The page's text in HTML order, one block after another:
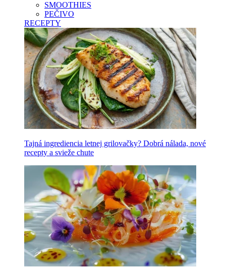
SMOOTHIES
PEČIVO
RECEPTY
Tajná ingrediencia letnej grilovačky? Dobrá nálada, nové
recepty a svieže chute